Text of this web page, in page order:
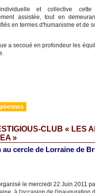
individuelle et collective
assistée, tout en
en termes d'humanisme et de
a secoué en profondeur les
CLUB « LES
»
cercle de Lorraine de
le mercredi 22 Juin 2011